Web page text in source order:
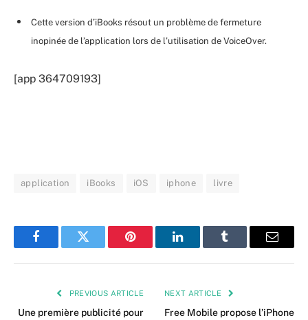
Cette version d’iBooks résout un problème de fermeture
inopinée de l’application lors de l’utilisation de VoiceOver.
[app 364709193]
application iBooks iOS iphone livre
FacebookTwitter Pinterest LinkedInTumblr Email
PREVIOUS ARTICLE
Une première publicité pour
NEXT ARTICLE
Free Mobile propose l’iPhone